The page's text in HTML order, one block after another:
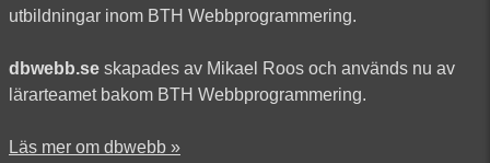
utbildningar inom BTH Webbprogrammering.
dbwebb.seskapades av Mikael Roos och används nu av
lärarteamet bakom BTH Webbprogrammering.
Läs mer om dbwebb »